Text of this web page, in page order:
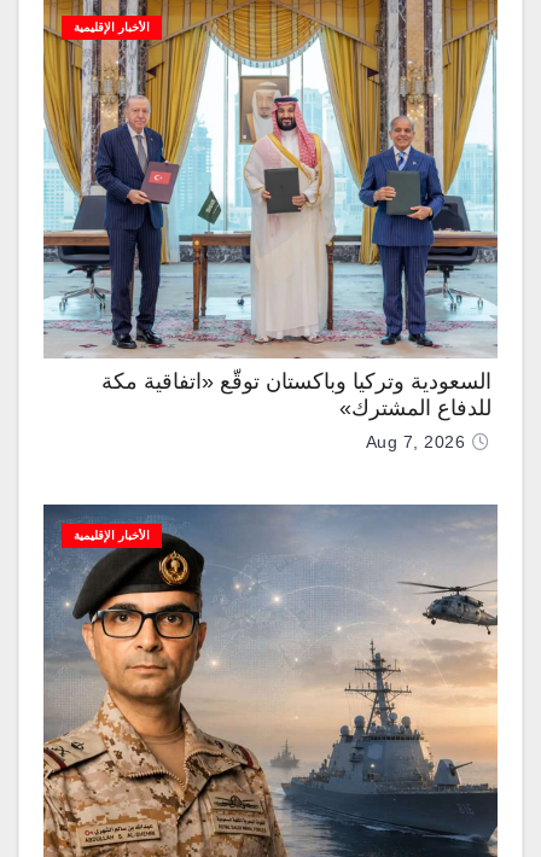
الأخبار الإقليمية
السعودية وتركيا وباكستان توقّع «اتفاقية مكة
للدفاع المشترك»
Aug 7, 2026
الأخبار الإقليمية